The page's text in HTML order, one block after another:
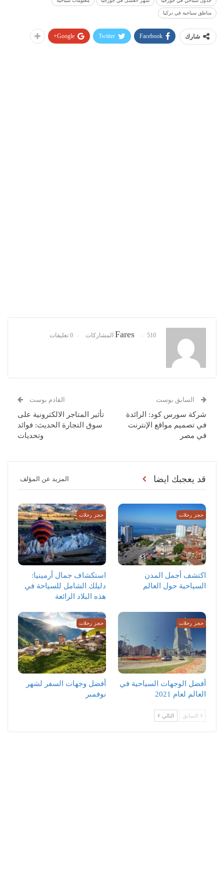
مناطق سياحية في تركيا
شارك Facebook
Twitter
Google+
Fares 510 المشاركات 0 تعليقات
السابق بوست
شركة سورس كود: الرائدة
في تصميم مواقع الإنترنت
في مصر
القادم بوست
تأثير المتاجر الالكترونية على
سوق التجارة الحديث: فوائد
وتحديات
قد يعجبك ايضا المزيد عن المؤلف
حجز رحلات
اكتشف أجمل المدن
السياحية حول العالم
حجز رحلات
استكشاف جمال أرمينيا:
دليلك الشامل للسياحة في
هذه البلاد الرائعة
حجز رحلات
أفضل الوجهات السياحية في
العالم لعام 2021
حجز رحلات
أفضل وجهات السفر لشهر
نوفمبر
السابق التالي